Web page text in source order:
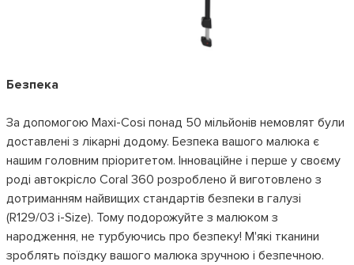
Безпека
За допомогою Maxi-Cosi понад 50 мільйонів немовлят були
доставлені з лікарні додому. Безпека вашого малюка є
нашим головним пріоритетом. Інноваційне і перше у своєму
роді автокрісло Coral 360 розроблено й виготовлено з
дотриманням найвищих стандартів безпеки в галузі
(R129/03 i-Size). Тому подорожуйте з малюком з
народження, не турбуючись про безпеку! М'які тканини
зроблять поїздку вашого малюка зручною і безпечною.